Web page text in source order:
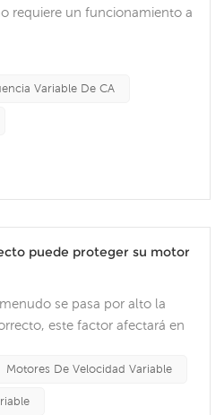
requiere un funcionamiento a
de frecuencia para
por motor a los
Variable De CA
puede proteger su motor
se pasa por alto la
este factor afectará en
póliza de seguro para su
Motores De Velocidad Variable